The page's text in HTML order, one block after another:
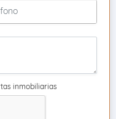
inmobiliarias